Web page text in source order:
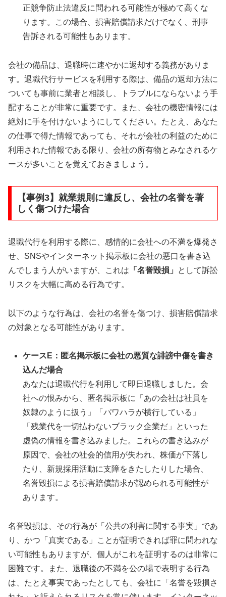
正競争防止法違反に問われる可能性が極めて高くな
ります。この場合、損害賠償請求だけでなく、刑事
告訴される可能性もあります。
会社の備品は、退職時に速やかに返却する義務がありま
す。退職代行サービスを利用する際は、備品の返却方法に
ついても事前に業者と相談し、トラブルにならないよう手
配することが非常に重要です。また、会社の機密情報には
絶対に手を付けないようにしてください。たとえ、あなた
の仕事で得た情報であっても、それが会社の利益のために
利用された情報である限り、会社の所有物とみなされるケ
ースが多いことを覚えておきましょう。
【事例3】就業規則に違反し、会社の名誉を著
しく傷つけた場合
退職代行を利用する際に、感情的に会社への不満を爆発さ
せ、SNSやインターネット掲示板に会社の悪口を書き込
んでしまう人がいますが、これは 「名誉毀損」
として訴訟
リスクを大幅に高める行為です。
以下のような行為は、会社の名誉を傷つけ、損害賠償請求
の対象となる可能性があります。
ケースE：匿名掲示板に会社の悪質な誹謗中傷を書き
込んだ場合
あなたは退職代行を利用して即日退職しました。会
社への恨みから、匿名掲示板に「あの会社は社員を
奴隷のように扱う」「パワハラが横行している」
「残業代を一切払わないブラック企業だ」といった
虚偽の情報を書き込みました。これらの書き込みが
原因で、会社の社会的信用が失われ、株価が下落し
たり、新規採用活動に支障をきたしたりした場合、
名誉毀損による損害賠償請求が認められる可能性が
あります。
名誉毀損は、その行為が「公共の利害に関する事実」であ
り、かつ「真実である」ことが証明できれば罪に問われな
い可能性もありますが、個人がこれを証明するのは非常に
困難です。また、退職後の不満を公の場で表明する行為
は、たとえ事実であったとしても、会社に「名誉を毀損さ